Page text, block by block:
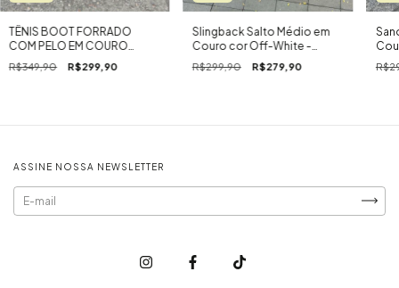
TÊNIS BOOT FORRADO
COM PELO EM COURO
VERDE MILITAR - BOOT BEE
2.0
R$349,90 R$299,90
Slingback Salto Médio em
Couro cor Off-White -
Valência
R$299,90 R$279,90
ASSINE NOSSA NEWSLETTER